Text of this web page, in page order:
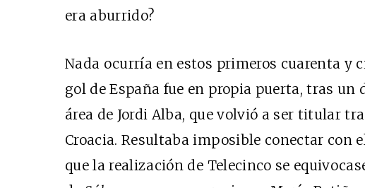
era aburrido?
Nada ocurría en estos primeros cuarenta y
gol de España fue en propia puerta, tras un
área de Jordi Alba, que volvió a ser titular
Croacia. Resultaba imposible conectar con
que la realización de Telecinco se